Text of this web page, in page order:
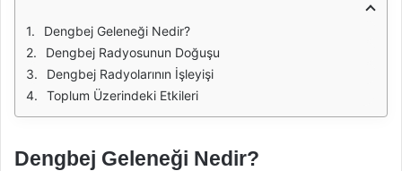
Dengbej Geleneği Nedir?
Dengbej Radyosunun Doğuşu
Dengbej Radyolarının İşleyişi
Toplum Üzerindeki Etkileri
Dengbej Geleneği Nedir?